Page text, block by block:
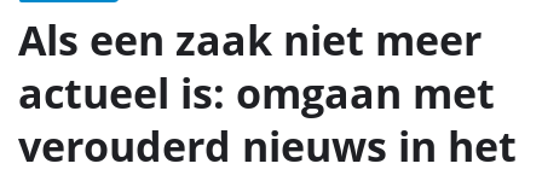
Als een zaak niet meer
actueel is: omgaan met
verouderd nieuws in het